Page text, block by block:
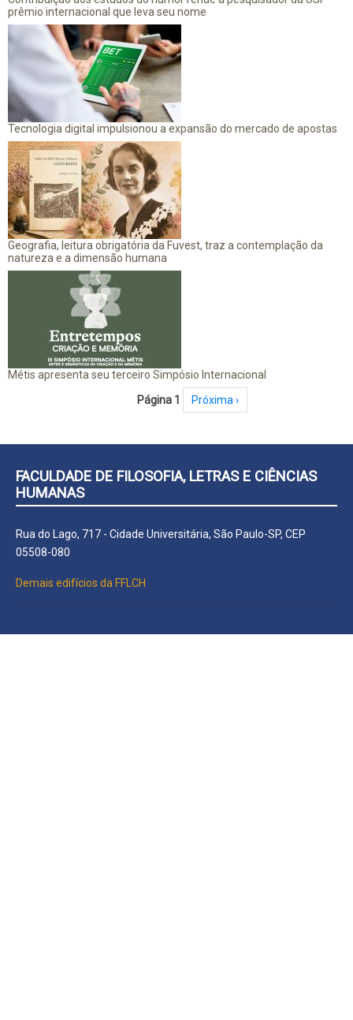
prêmio internacional que leva seu nome
Tecnologia digital impulsionou a expansão do mercado de apostas
Geografia, leitura obrigatória da Fuvest, traz a contemplação da
natureza e a dimensão humana
Métis apresenta seu terceiro Simpósio Internacional
Página 1 Próxima página
Próxima ›
FACULDADE DE FILOSOFIA, LETRAS E CIÊNCIAS
HUMANAS
Rua do Lago, 717 - Cidade Universitária, São Paulo-SP, CEP
05508-080
Demais edifícios da FFLCH